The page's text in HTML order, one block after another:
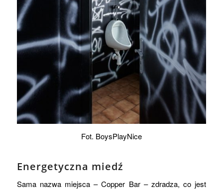
Fot. BoysPlayNice
Energetyczna miedź
Sama nazwa miejsca – Copper Bar – zdradza, co jest